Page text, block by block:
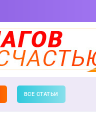
ВСЕ СТАТЬИ